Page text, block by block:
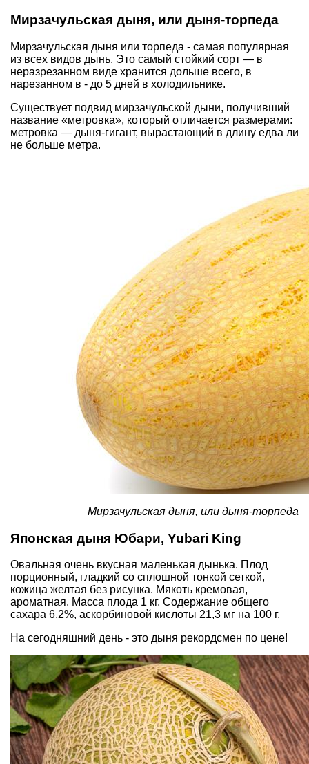
Мирзачульская дыня, или дыня-торпеда
Мирзачульская дыня или торпеда - самая популярная
из всех видов дынь. Это самый стойкий сорт — в
неразрезанном виде хранится дольше всего, в
нарезанном в - до 5 дней в холодильнике.
Существует подвид мирзачульской дыни, получивший
название «метровка», который отличается размерами:
метровка — дыня-гигант, вырастающий в длину едва ли
не больше метра.
Мирзачульская дыня, или дыня-торпеда
Японская дыня Юбари, Yubari King
Овальная очень вкусная маленькая дынька. Плод
порционный, гладкий со сплошной тонкой сеткой,
кожица желтая без рисунка. Мякоть кремовая,
ароматная. Масса плода 1 кг. Содержание общего
сахара 6,2%, аскорбиновой кислоты 21,3 мг на 100 г.
На сегодняшний день - это дыня рекордсмен по цене!